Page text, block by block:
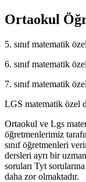
Ortaokul
5. sınıf matematik
6. sınıf matematik
7. sınıf matematik
LGS matematik özel
Ortaokul ve Lgs
öğretmenlerimiz
sınıf öğretmenleri
dersleri ayrı bir
soruları Tyt
daha zor olmaktadır.